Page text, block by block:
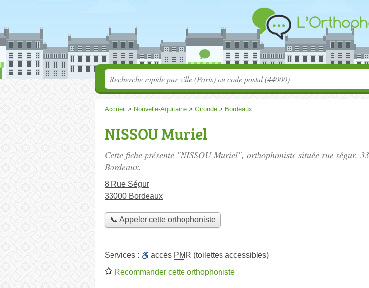
Accueil > Nouvelle-Aquitaine > Gironde > Bordeaux
NISSOU Muriel
Cette fiche présente "NISSOU Muriel", orthophoniste située rue ségur,
Bordeaux.
8 Rue Ségur
33000 Bordeaux
📞 Appeler cette orthophoniste
Services : accès PMR (toilettes accessibles)
Recommander cette orthophoniste